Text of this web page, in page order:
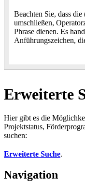
Beachten Sie, dass
umschließen,
Phrase dienen. Es
Anführungszeichen,
Erweiterte
Hier gibt es die
Projektstatus,
suchen:
Erweiterte Suche.
Navigation